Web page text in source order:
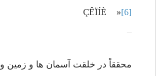
ÇÊÏÍÈ »[6]
–
محققاً در خلقت آسمان ها و زمین